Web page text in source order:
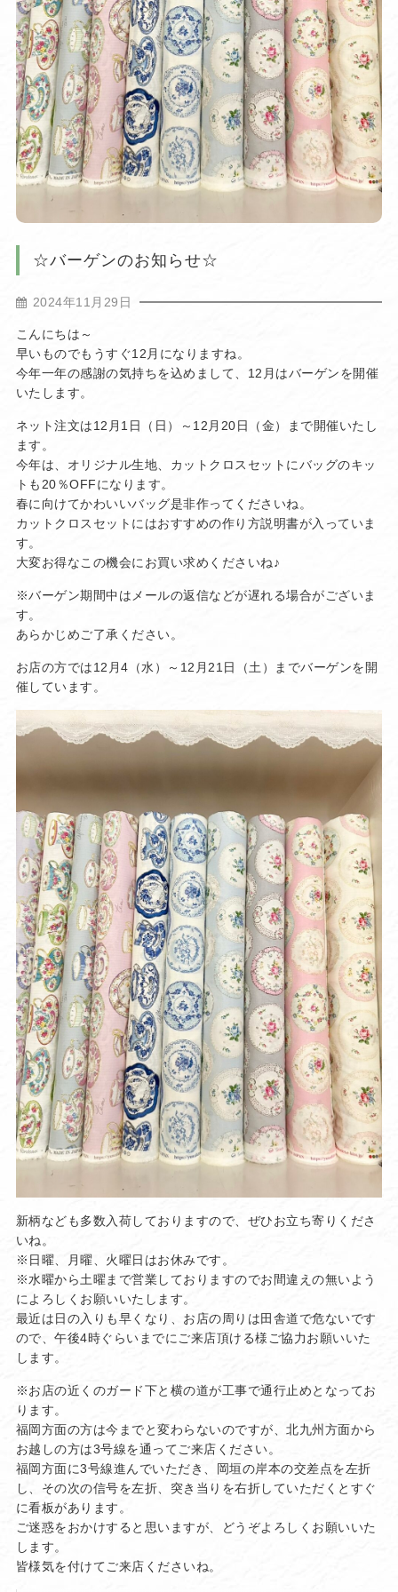
☆バーゲンのお知らせ☆
2024年11月29日
こんにちは～
早いものでもうすぐ12月になりますね。
今年一年の感謝の気持ちを込めまして、12月はバーゲンを開催
いたします。
ネット注文は12月1日（日）～12月20日（金）まで開催いたし
ます。
今年は、オリジナル生地、カットクロスセットにバッグのキッ
トも20％OFFになります。
春に向けてかわいいバッグ是非作ってくださいね。
カットクロスセットにはおすすめの作り方説明書が入っていま
す。
大変お得なこの機会にお買い求めくださいね♪
※バーゲン期間中はメールの返信などが遅れる場合がございま
す。
あらかじめご了承ください。
お店の方では12月4（水）～12月21日（土）までバーゲンを開
催しています。
新柄なども多数入荷しておりますので、ぜひお立ち寄りくださ
いね。
※日曜、月曜、火曜日はお休みです。
※水曜から土曜まで営業しておりますのでお間違えの無いよう
によろしくお願いいたします。
最近は日の入りも早くなり、お店の周りは田舎道で危ないです
ので、午後4時ぐらいまでにご来店頂ける様ご協力お願いいた
します。
※お店の近くのガード下と横の道が工事で通行止めとなってお
ります。
福岡方面の方は今までと変わらないのですが、北九州方面から
お越しの方は3号線を通ってご来店ください。
福岡方面に3号線進んでいただき、岡垣の岸本の交差点を左折
し、その次の信号を左折、突き当りを右折していただくとすぐ
に看板があります。
ご迷惑をおかけすると思いますが、どうぞよろしくお願いいた
します。
皆様気を付けてご来店くださいね。